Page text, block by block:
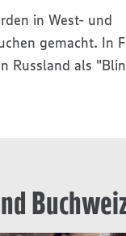
in West- und
gemacht. In
Russland als